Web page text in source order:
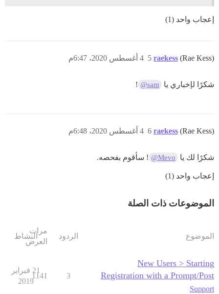
إعجاب واحد (1)
raekess (Rae Kess) 4 أغسطس 2020، 6:47م 5
شكرًا لإخباري يا @sam
!
raekess (Rae Kess) 4 أغسطس 2020، 6:48م 6
شكرًا لك يا @Mevo ! سأقوم بفحصه.
إعجاب واحد (1)
الموضوعات ذات الصلة
الموضوع الردود
مرات
العرض
النشاط
New Users > Starting
Registration with a Prompt/Post
Support
3
1141
21 فبراير
2019